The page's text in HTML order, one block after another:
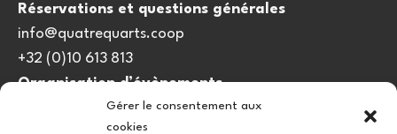
Gérer le consentement aux
cookies
Réservations et questions générales
info@quatrequarts.coop
+32 (0)10 613 813
Organisation d’évènements
viedulieu@quatrequarts.coop